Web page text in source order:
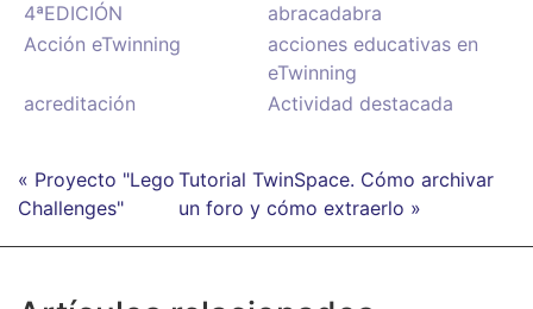
4ªEDICIÓN
abracadabra
Acción eTwinning
acciones educativas en
eTwinning
acreditación
Actividad destacada
« Proyecto "Lego
Challenges"
Tutorial TwinSpace. Cómo archivar
un foro y cómo extraerlo »